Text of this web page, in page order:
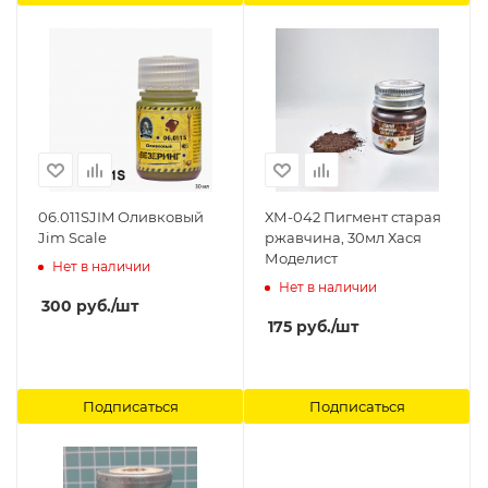
06.011SJIM Оливковый
Jim Scale
Нет в наличии
300 руб./шт
Подписаться
ХМ-042 Пигмент старая
ржавчина, 30мл Хася
Моделист
Нет в наличии
175 руб./шт
Подписаться